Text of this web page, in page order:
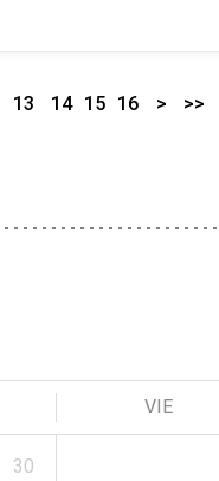
13 14 15 16 > >>
VIE
30